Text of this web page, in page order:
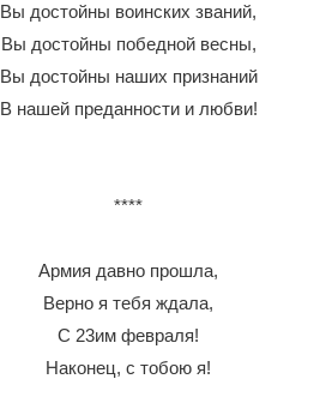
Вы достойны воинских званий,
Вы достойны победной весны,
Вы достойны наших признаний
В нашей преданности и любви!
****
Армия давно прошла,
Верно я тебя ждала,
С 23им февраля!
Наконец, с тобою я!